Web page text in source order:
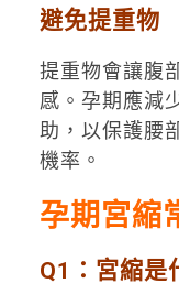
避免提重物
提重物會讓腹
感。孕期應減
助，以保護腰
機率。
孕期宮縮
Q1：宮縮是